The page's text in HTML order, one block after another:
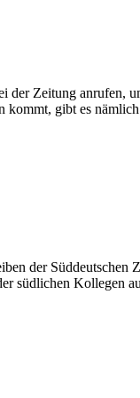
Zeitung anrufen,
kommt, gibt es
der
südlichen Kollegen